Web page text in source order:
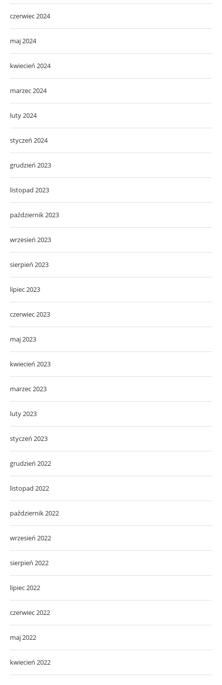
czerwiec 2024
maj 2024
kwiecień 2024
marzec 2024
luty 2024
styczeń 2024
grudzień 2023
listopad 2023
październik 2023
wrzesień 2023
sierpień 2023
lipiec 2023
czerwiec 2023
maj 2023
kwiecień 2023
marzec 2023
luty 2023
styczeń 2023
grudzień 2022
listopad 2022
październik 2022
wrzesień 2022
sierpień 2022
lipiec 2022
czerwiec 2022
maj 2022
kwiecień 2022